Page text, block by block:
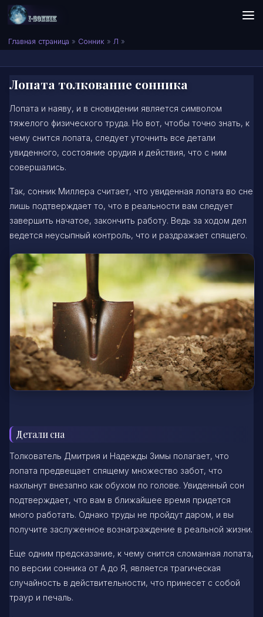
Skip to content
Сонник I-SONNIK.COM
Главная страница » Сонник » Л »
Лопата толкование сонника
Лопата и наяву, и в сновидении является символом
тяжелого физического труда. Но вот, чтобы точно знать, к
чему снится лопата, следует уточнить все детали
увиденного, состояние орудия и действия, что с ним
совершались.
Так, сонник Миллера считает, что увиденная лопата во сне
лишь подтверждает то, что в реальности вам следует
завершить начатое, закончить работу. Ведь за ходом дел
ведется неусыпный контроль, что и раздражает спящего.
Детали сна
Толкователь Дмитрия и Надежды Зимы полагает, что
лопата предвещает спящему множество забот, что
нахлынут внезапно как обухом по голове. Увиденный сон
подтверждает, что вам в ближайшее время придется
много работать. Однако труды не пройдут даром, и вы
получите заслуженное вознаграждение в реальной жизни.
Еще одним предсказание, к чему снится сломанная лопата,
по версии сонника от А до Я, является трагическая
случайность в действительности, что принесет с собой
траур и печаль.